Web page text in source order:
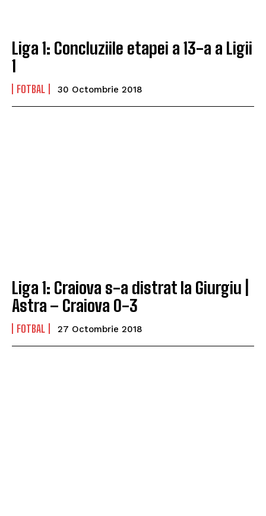
Liga 1: Concluziile etapei a 13-a a Ligii
1
FOTBAL 30 Octombrie 2018
Liga 1: Craiova s-a distrat la Giurgiu |
Astra – Craiova 0-3
FOTBAL 27 Octombrie 2018